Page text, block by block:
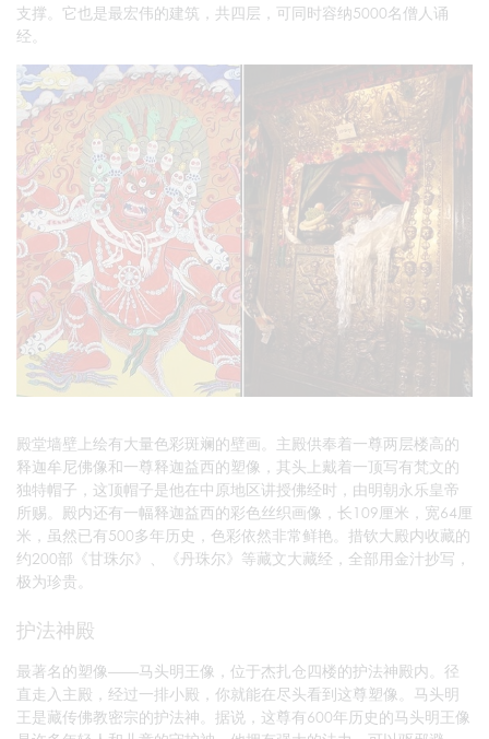
支撑。它也是最宏伟的建筑，共四层，可同时容纳5000名僧人诵
经。
殿堂墙壁上绘有大量色彩斑斓的壁画。主殿供奉着一尊两层楼高的
释迦牟尼佛像和一尊释迦益西的塑像，其头上戴着一顶写有梵文的
独特帽子，这顶帽子是他在中原地区讲授佛经时，由明朝永乐皇帝
所赐。殿内还有一幅释迦益西的彩色丝织画像，长109厘米，宽64厘
米，虽然已有500多年历史，色彩依然非常鲜艳。措钦大殿内收藏的
约200部《甘珠尔》、《丹珠尔》等藏文大藏经，全部用金汁抄写，
极为珍贵。
护法神殿
最著名的塑像——马头明王像，位于杰扎仓四楼的护法神殿内。径
直走入主殿，经过一排小殿，你就能在尽头看到这尊塑像。马头明
王是藏传佛教密宗的护法神。据说，这尊有600年历史的马头明王像